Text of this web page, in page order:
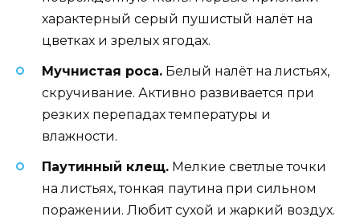
характерный серый пушистый налёт на
цветках и зрелых ягодах.
Мучнистая роса. Белый налёт на листьях,
скручивание. Активно развивается при
резких перепадах температуры и
влажности.
Паутинный клещ. Мелкие светлые точки
на листьях, тонкая паутина при сильном
поражении. Любит сухой и жаркий воздух.